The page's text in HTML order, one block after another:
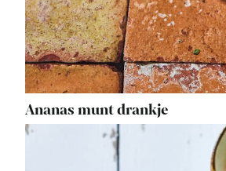
Ananas munt drankje